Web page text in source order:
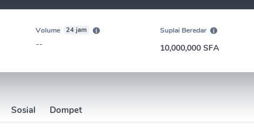
Volume 24 jam
--
Suplai Beredar
10,000,000 SFA
Sosial Dompet